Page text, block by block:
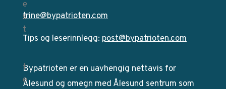
trine@bypatrioten.com
Tips og leserinnlegg: post@bypatrioten.com
Bypatrioten er en uavhengig nettavis for
Ålesund og omegn med Ålesund sentrum som